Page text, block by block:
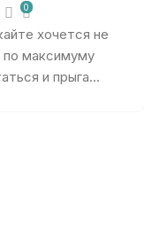
0
хочется не
по максимуму
и прыга...